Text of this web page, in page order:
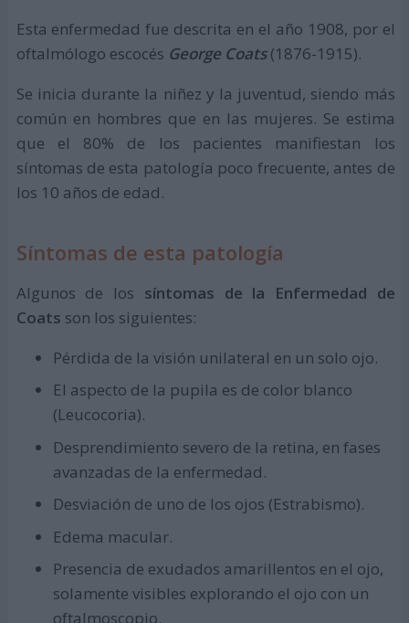
Esta enfermedad fue descrita en el año 1908, por el
oftalmólogo escocés George Coats(1876-1915).
Se inicia durante la niñez y la juventud, siendo más
común en hombres que en las mujeres. Se estima
que el 80% de los pacientes manifiestan los
síntomas de esta patología poco frecuente, antes de
los 10 años de edad.
Síntomas de esta patología
Algunos de los síntomas de la Enfermedad de
Coats son los siguientes:
Pérdida de la visión unilateral en un solo ojo.
El aspecto de la pupila es de color blanco
(Leucocoria).
Desprendimiento severo de la retina, en fases
avanzadas de la enfermedad.
Desviación de uno de los ojos (Estrabismo).
Edema macular.
Presencia de exudados amarillentos en el ojo,
solamente visibles explorando el ojo con un
oftalmoscopio.